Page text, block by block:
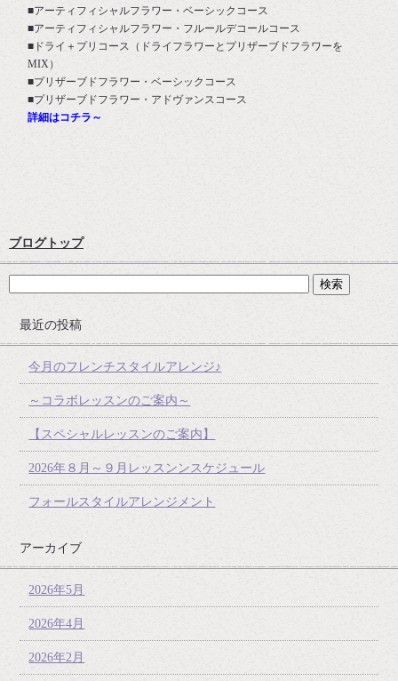
■アーティフィシャルフラワー・ベーシックコース
■アーティフィシャルフラワー・フルールデコールコース
■ドライ＋プリコース（ドライフラワーとプリザーブドフラワーを
MIX）
■プリザーブドフラワー・ベーシックコース
■プリザーブドフラワー・アドヴァンスコース
詳細はコチラ～
ブログトップ
最近の投稿
今月のフレンチスタイルアレンジ♪
～コラボレッスンのご案内～
【スペシャルレッスンのご案内】
2026年８月～９月レッスンンスケジュール
フォールスタイルアレンジメント
アーカイブ
2026年5月
2026年4月
2026年2月